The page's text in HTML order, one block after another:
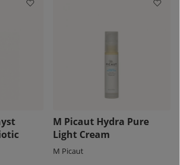
M Picaut Hydra Pure
Light Cream
M Picaut